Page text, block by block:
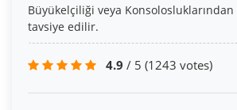
Büyükelçiliği veya
tavsiye edilir.
4.9 / 5 (1243 votes)